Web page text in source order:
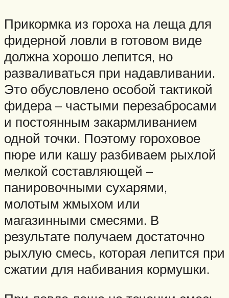
Прикормка из гороха на леща для
фидерной ловли в готовом виде
должна хорошо лепится, но
разваливаться при надавливании.
Это обусловлено особой тактикой
фидера – частыми перезабросами
и постоянным закармливанием
одной точки. Поэтому гороховое
пюре или кашу разбиваем рыхлой
мелкой составляющей –
панировочными сухарями,
молотым жмыхом или
магазинными смесями. В
результате получаем достаточно
рыхлую смесь, которая лепится при
сжатии для набивания кормушки.